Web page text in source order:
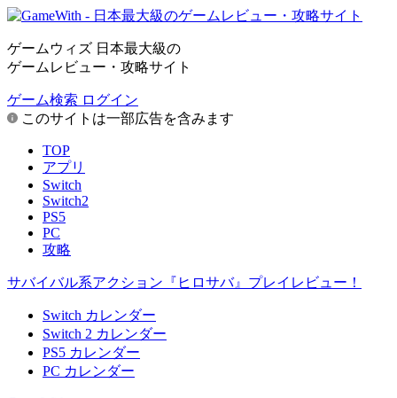
ゲームウィズ 日本最大級の
ゲームレビュー・攻略サイト
ゲーム検索 ログイン
このサイトは一部広告を含みます
TOP
アプリ
Switch
Switch2
PS5
PC
攻略
サバイバル系アクション『ヒロサバ』プレイレビュー！
Switch カレンダー
Switch 2 カレンダー
PS5 カレンダー
PC カレンダー